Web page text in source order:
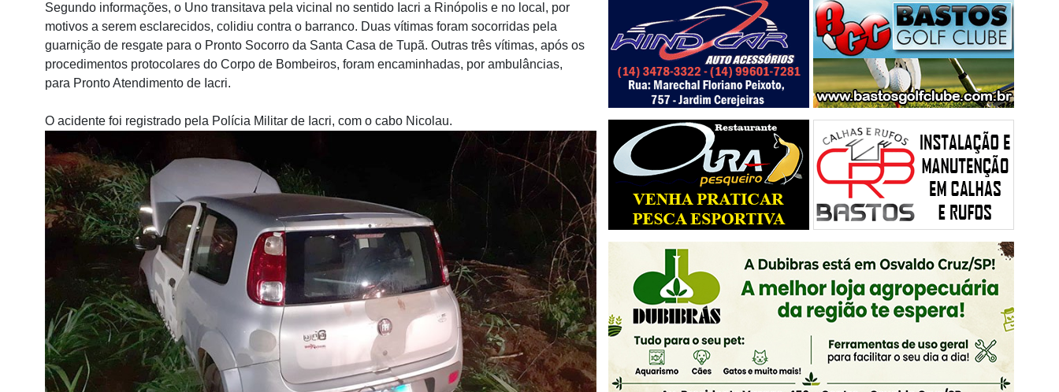
Segundo informações, o Uno transitava pela vicinal no sentido Iacri a Rinópolis e no local, por
motivos a serem esclarecidos, colidiu contra o barranco. Duas vítimas foram socorridas pela
guarnição de resgate para o Pronto Socorro da Santa Casa de Tupã. Outras três vítimas, após os
procedimentos protocolares do Corpo de Bombeiros, foram encaminhadas, por ambulâncias,
para Pronto Atendimento de Iacri.
O acidente foi registrado pela Polícia Militar de Iacri, com o cabo Nicolau.